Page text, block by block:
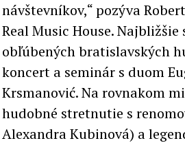
návštevníkov,“ pozýva
Real Music House. Najbližšie
obľúbených bratislavských
koncert a seminár s duom
Krsmanović. Na rovnakom
hudobné stretnutie s
Alexandra Kubinová) a